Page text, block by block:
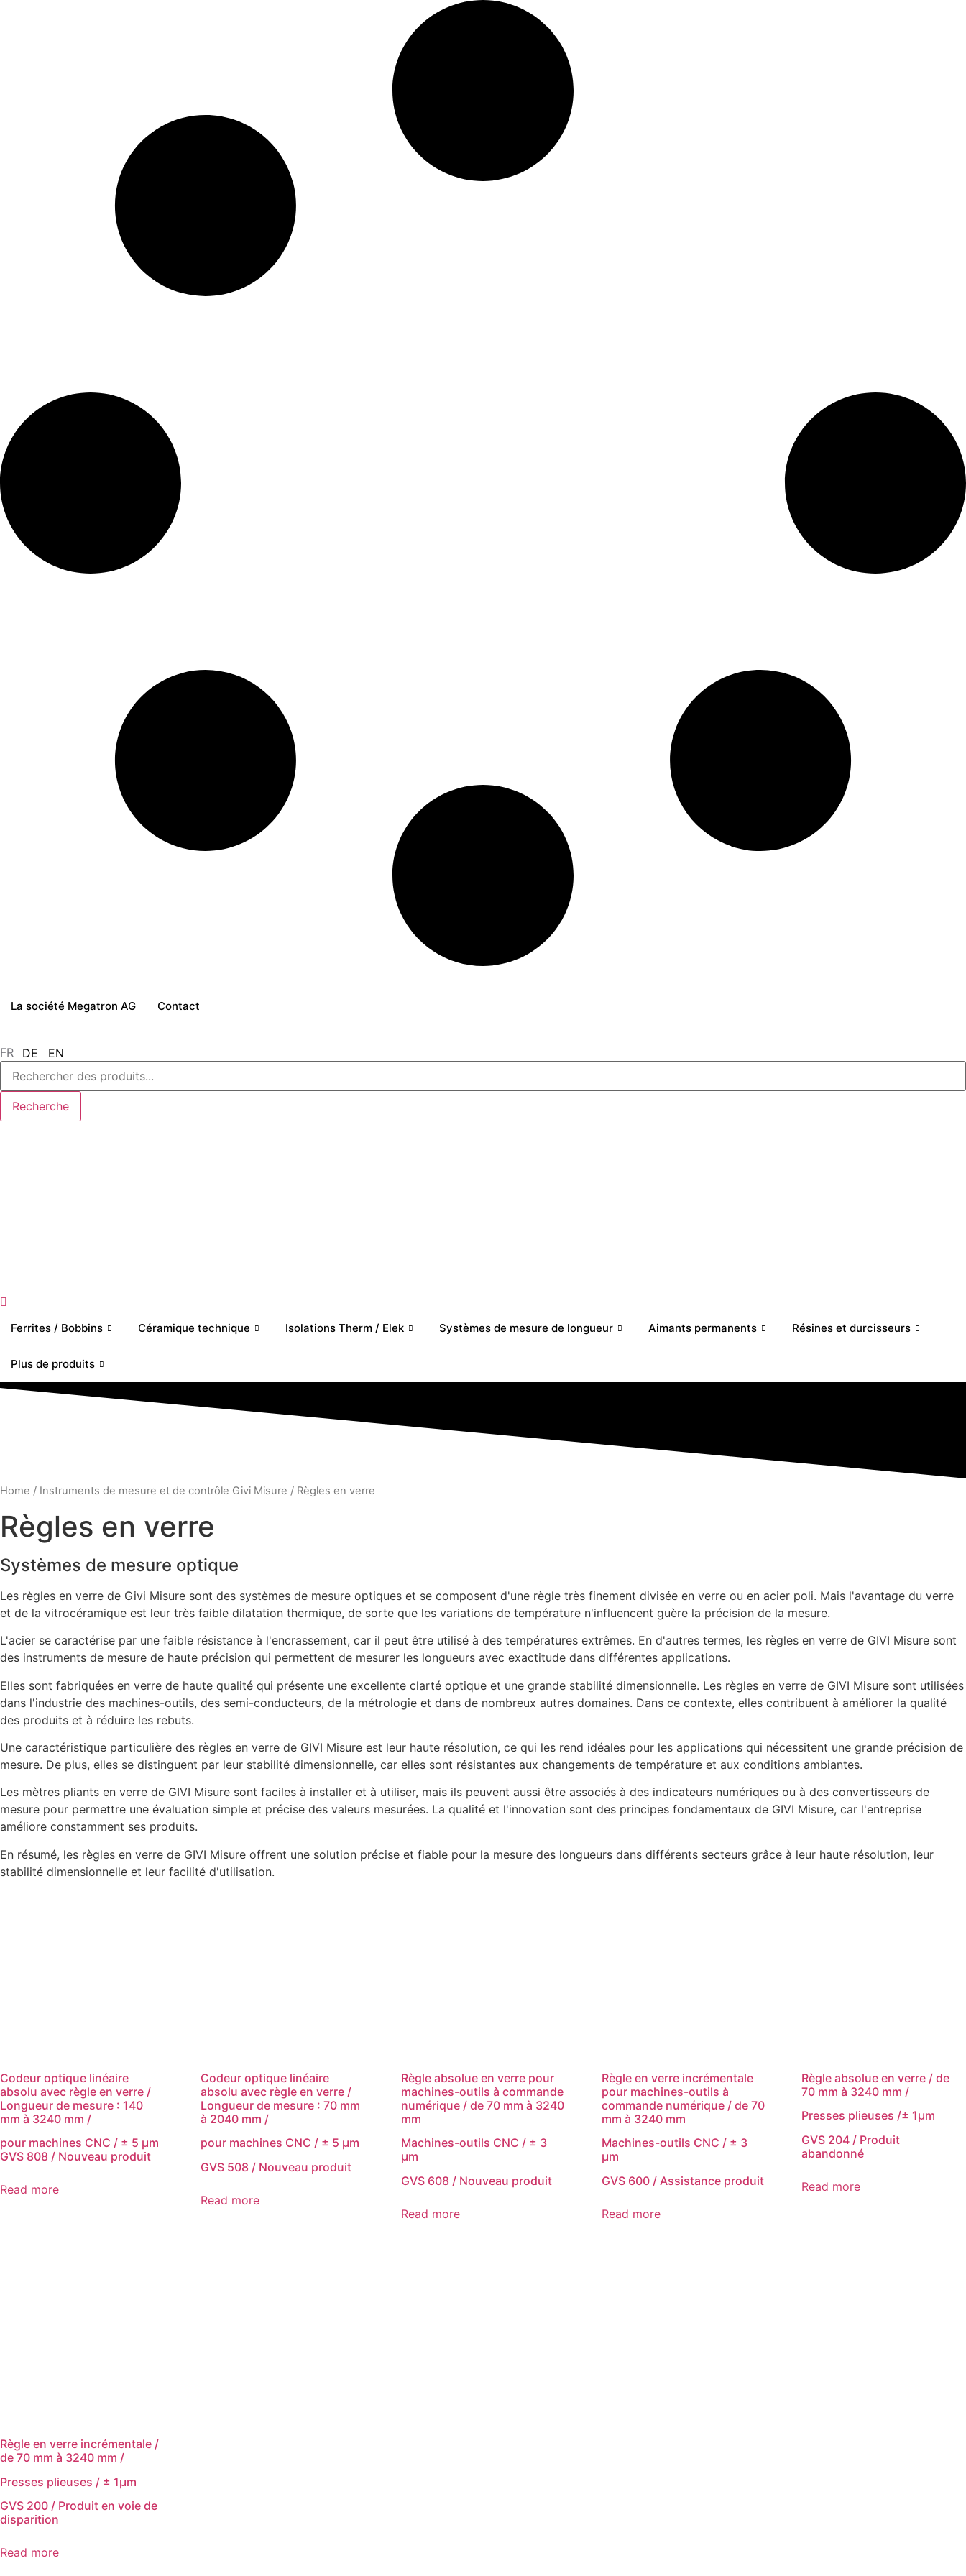
La société Megatron AG Contact
FR DE
EN
Search
for
:
Recherche
Ferrites / Bobbins Céramique technique Isolations Therm / Elek Systèmes de mesure de longueur Aimants permanents Résines et durcisseurs
Plus de produits
Home / Instruments de mesure et de contrôle Givi Misure / Règles en verre
Règles en verre
Systèmes de mesure optique
Les règles en verre de Givi Misure sont des systèmes de mesure optiques et se composent d'une règle très finement divisée en verre ou en acier poli. Mais l'avantage du verre
et de la vitrocéramique est leur très faible dilatation thermique, de sorte que les variations de température n'influencent guère la précision de la mesure.
L'acier se caractérise par une faible résistance à l'encrassement, car il peut être utilisé à des températures extrêmes. En d'autres termes, les règles en verre de GIVI Misure sont
des instruments de mesure de haute précision qui permettent de mesurer les longueurs avec exactitude dans différentes applications.
Elles sont fabriquées en verre de haute qualité qui présente une excellente clarté optique et une grande stabilité dimensionnelle. Les règles en verre de GIVI Misure sont utilisées
dans l'industrie des machines-outils, des semi-conducteurs, de la métrologie et dans de nombreux autres domaines. Dans ce contexte, elles contribuent à améliorer la qualité
des produits et à réduire les rebuts.
Une caractéristique particulière des règles en verre de GIVI Misure est leur haute résolution, ce qui les rend idéales pour les applications qui nécessitent une grande précision de
mesure. De plus, elles se distinguent par leur stabilité dimensionnelle, car elles sont résistantes aux changements de température et aux conditions ambiantes.
Les mètres pliants en verre de GIVI Misure sont faciles à installer et à utiliser, mais ils peuvent aussi être associés à des indicateurs numériques ou à des convertisseurs de
mesure pour permettre une évaluation simple et précise des valeurs mesurées. La qualité et l'innovation sont des principes fondamentaux de GIVI Misure, car l'entreprise
améliore constamment ses produits.
En résumé, les règles en verre de GIVI Misure offrent une solution précise et fiable pour la mesure des longueurs dans différents secteurs grâce à leur haute résolution, leur
stabilité dimensionnelle et leur facilité d'utilisation.
Codeur optique linéaire
absolu avec règle en verre /
Longueur de mesure : 140
mm à 3240 mm /
pour machines CNC / ± 5 μm
GVS 808 / Nouveau produit
Read more
Codeur optique linéaire
absolu avec règle en verre /
Longueur de mesure : 70 mm
à 2040 mm /
pour machines CNC / ± 5 μm
GVS 508 / Nouveau produit
Read more
Règle absolue en verre pour
machines-outils à commande
numérique / de 70 mm à 3240
mm
Machines-outils CNC / ± 3
μm
GVS 608 / Nouveau produit
Read more
Règle en verre incrémentale
pour machines-outils à
commande numérique / de 70
mm à 3240 mm
Machines-outils CNC / ± 3
μm
GVS 600 / Assistance produit
Read more
Règle absolue en verre / de
70 mm à 3240 mm /
Presses plieuses /± 1µm
GVS 204 / Produit
abandonné
Read more
Règle en verre incrémentale /
de 70 mm à 3240 mm /
Presses plieuses / ± 1μm
GVS 200 / Produit en voie de
disparition
Read more